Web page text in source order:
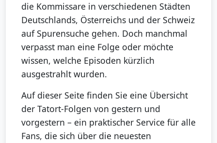
die Kommissare in verschiedenen Städten
Deutschlands, Österreichs und der Schweiz
auf Spurensuche gehen. Doch manchmal
verpasst man eine Folge oder möchte
wissen, welche Episoden kürzlich
ausgestrahlt wurden.
Auf dieser Seite finden Sie eine Übersicht
der Tatort-Folgen von gestern und
vorgestern – ein praktischer Service für alle
Fans, die sich über die neuesten